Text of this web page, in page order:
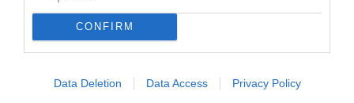
CONFIRM
Data Deletion Data Access Privacy Policy